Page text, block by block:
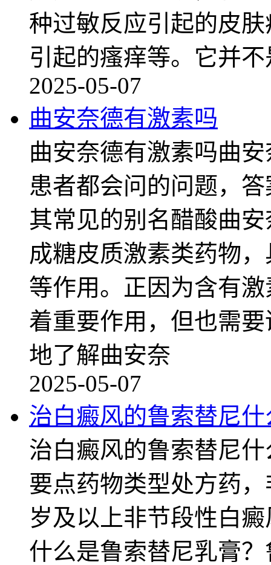
种过敏反应引起的皮
引起的瘙痒等。它并
2025-05-07
曲安奈德有激素吗
曲安奈德有激素吗曲
患者都会问的问题，
其常见的别名醋酸曲
成糖皮质激素类药物
等作用。正因为含有
着重要作用，但也需
地了解曲安奈
2025-05-07
治白癜风的鲁索替尼
治白癜风的鲁索替尼
要点药物类型处方药
岁及以上非节段性白
什么是鲁索替尼乳膏